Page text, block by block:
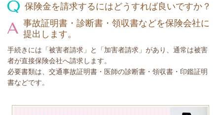
保険金を請求するにはどうすれば良いですか？
事故証明書・診断書・領収書などを保険会社に
提出します。
手続きには「被害者請求」と「加害者請求」があり、通常は被害
者が直接保険会社へ請求します。
必要書類は、交通事故証明書・医師の診断書・領収書・印鑑証明
書などです。